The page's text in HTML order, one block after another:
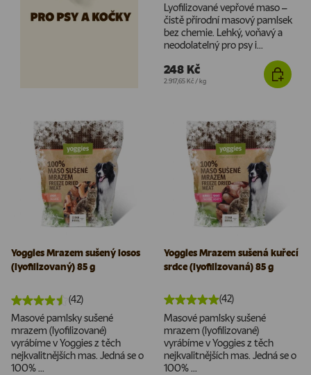
Lyofilizované vepřové maso –
čistě přírodní masový pamlsek
bez chemie. Lehký, voňavý a
neodolatelný pro psy i...
248 Kč
Cena za jednotku
2.917,65 Kč /kg
Yoggies Mrazem sušený losos
(lyofilizovaný) 85 g
(42)
Masové pamlsky sušené
mrazem (lyofilizované)
vyrábíme v Yoggies z těch
nejkvalitnějších mas. Jedná se o
100% ...
Yoggies Mrazem sušená kuřecí
srdce (lyofilizovaná) 85 g
(42)
Masové pamlsky sušené
mrazem (lyofilizované)
vyrábíme v Yoggies z těch
nejkvalitnějších mas. Jedná se o
100% ...